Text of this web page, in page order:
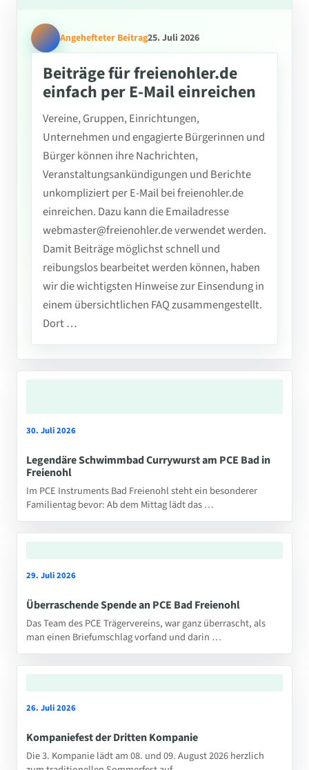
Angehefteter Beitrag25. Juli 2026
Beiträge für freienohler.de
einfach per E-Mail einreichen
Vereine, Gruppen, Einrichtungen,
Unternehmen und engagierte Bürgerinnen und
Bürger können ihre Nachrichten,
Veranstaltungsankündigungen und Berichte
unkompliziert per E-Mail bei freienohler.de
einreichen. Dazu kann die Emailadresse
webmaster@freienohler.de verwendet werden.
Damit Beiträge möglichst schnell und
reibungslos bearbeitet werden können, haben
wir die wichtigsten Hinweise zur Einsendung in
einem übersichtlichen FAQ zusammengestellt.
Dort …
30. Juli 2026
Legendäre Schwimmbad Currywurst am PCE Bad in
Freienohl
Im PCE Instruments Bad Freienohl steht ein besonderer
Familientag bevor: Ab dem Mittag lädt das …
29. Juli 2026
Überraschende Spende an PCE Bad Freienohl
Das Team des PCE Trägervereins, war ganz überrascht, als
man einen Briefumschlag vorfand und darin …
26. Juli 2026
Kompaniefest der Dritten Kompanie
Die 3. Kompanie lädt am 08. und 09. August 2026 herzlich